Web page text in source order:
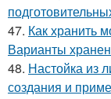
47. Как хранить
Варианты
48. Настойка из
создания и